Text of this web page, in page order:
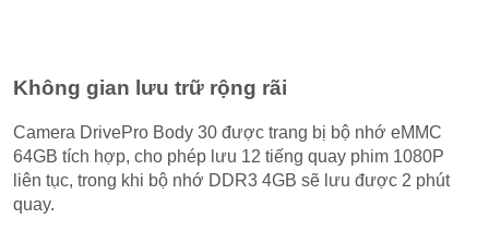
Không gian lưu trữ rộng rãi
Camera DrivePro Body 30 được trang bị bộ nhớ eMMC
64GB tích hợp, cho phép lưu 12 tiếng quay phim 1080P
liên tục, trong khi bộ nhớ DDR3 4GB sẽ lưu được 2 phút
quay.